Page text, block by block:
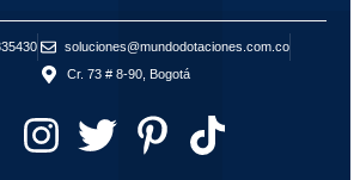
soluciones@mundodotaciones.com.co
Cr. 73 # 8-90, Bogotá